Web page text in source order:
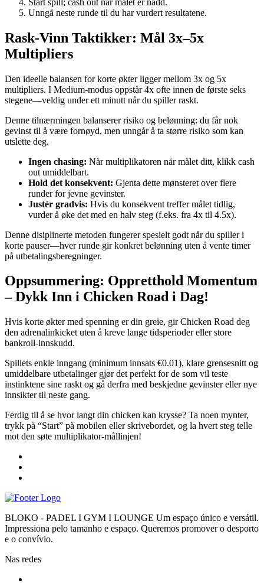
Unngå neste runde til du har vurdert resultatene.
Rask‑Vinn Taktikker: Mål 3x–5x
Multipliers
Den ideelle balansen for korte økter ligger mellom 3x og 5x
multipliers. I Medium-modus oppstår 4x ofte innen de første seks
stegene—veldig under ett minutt når du spiller raskt.
Denne tilnærmingen balanserer risiko og belønning: du får nok
gevinst til å være fornøyd, men unngår å ta større risiko som kan
utslette deg.
Ingen chasing: Når multiplikatoren når målet ditt, klikk cash
out umiddelbart.
Hold det konsekvent: Gjenta dette mønsteret over flere
runder for jevne gevinster.
Justér gradvis: Hvis du konsekvent treffer målet tidlig,
vurder å øke det med en halv steg (f.eks. fra 4x til 4.5x).
Denne disiplinerte metoden fungerer spesielt godt når du spiller i
korte pauser—hver runde gir konkret belønning uten å vente timer
på utbetalingsberegninger.
Oppsummering: Oppretthold Momentum
– Dykk Inn i Chicken Road i Dag!
Hvis korte økter med spenning er din greie, gir Chicken Road deg
den adrenalinkicket uten å kreve lange tidsperioder eller store
bankroll-innskudd.
Spillets enkle inngang (minimum innsats €0.01), klare grensesnitt og
umiddelbare utbetalinger gjør det perfekt for de som vil teste
instinktene sine raskt og gå derfra med beskjedne gevinster eller nye
innsikter til neste gang.
Ferdig til å se hvor langt din chicken kan krysse? Ta noen mynter,
trykk på “Start” på mobilen eller skrivebordet, og la hvert steg telle
mot den søte multiplikator‑mållinjen!
BLOKO - PADEL I GYM I LOUNGE Um espaço único e versátil.
Impressiona pelo tamanho e espaço. Queremos promover o desporto
e o convívio.
Nas redes